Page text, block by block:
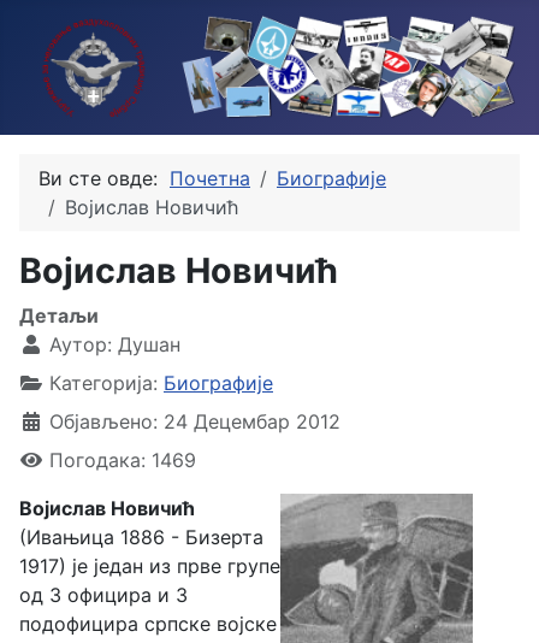
Ви сте овде: Почетна
Биографије
Војислав Новичић
Војислав Новичић
Детаљи
Аутор: Душан
Категорија: Биографије
Објављено: 24 Децембар 2012
Погодака: 1469
Војислав Новичић
(Ивањица 1886 - Бизерта
1917) је један из прве групе
од 3 официра и 3
подофицира српске војске